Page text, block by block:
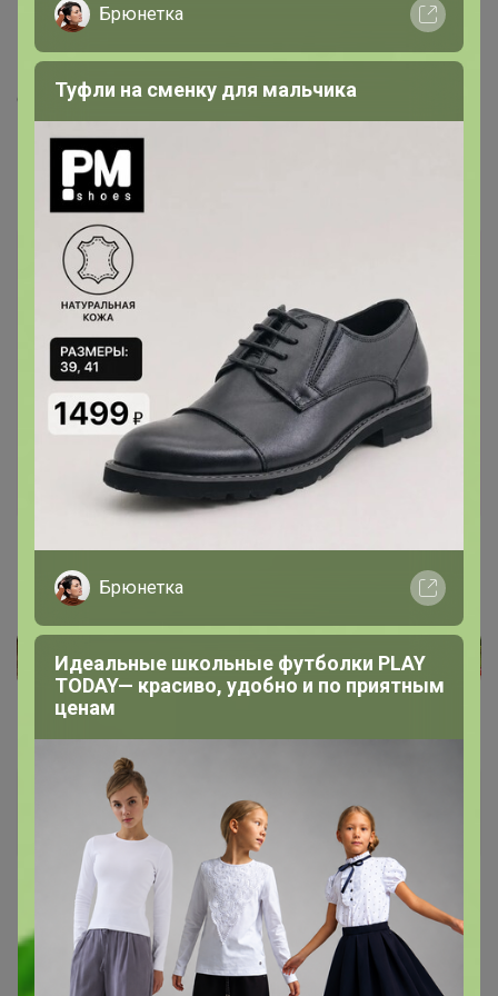
‌Если трудно заснуть из за сбитого режима, тогда
мелатонин - он сильно спать вырубает. Если же
нарушения сна из за стресса - тогда магний+ глицин+
dmae помогут быстрому засыпанию. Мелатонин лучше
в последнюю очередь, или когда точно уверены что
из за сбитого графика.
‌Можно еще омега 3 взять, она всем нужна
Лот
462 27
861р
Комплекс ЗМА (Цинк + магний + В6) , 90
таблеток
Дозаказ до 10 августа
Правильные Витамины и Питание для Спорта/
Фитнеса без рекламного обмана!
Duimovo4_ka_v_ojidan
Гений СП
18 июня, 2024 18:03
Бонифаций , спасибо
Брюнетка
Туфли на сменку для мальчика
Брюнетка
Идеальные школьные футболки PLAY
TODAY— красиво, удобно и по приятным
ценам